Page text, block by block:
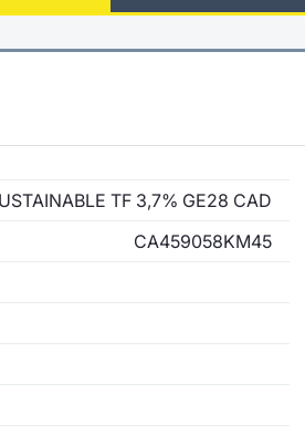
TF 3,7% GE28 CAD
CA459058KM45